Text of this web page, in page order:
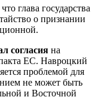
глава государства
о признании
согласия на
ЕС. Навроцкий
проблемой для
не может быть
и Восточной